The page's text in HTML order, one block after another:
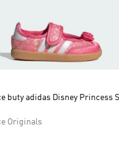
buty adidas Disney Princess
Originals